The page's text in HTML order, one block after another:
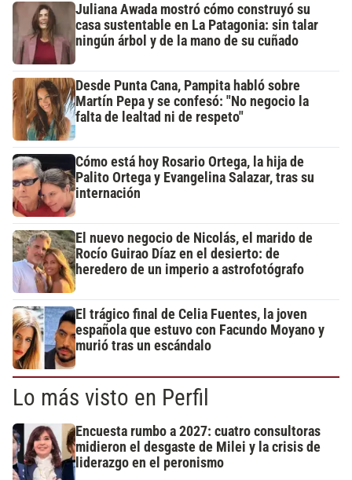
Juliana Awada mostró cómo construyó su
casa sustentable en La Patagonia: sin talar
ningún árbol y de la mano de su cuñado
Desde Punta Cana, Pampita habló sobre
Martín Pepa y se confesó: "No negocio la
falta de lealtad ni de respeto"
Cómo está hoy Rosario Ortega, la hija de
Palito Ortega y Evangelina Salazar, tras su
internación
El nuevo negocio de Nicolás, el marido de
Rocío Guirao Díaz en el desierto: de
heredero de un imperio a astrofotógrafo
El trágico final de Celia Fuentes, la joven
española que estuvo con Facundo Moyano y
murió tras un escándalo
Lo más visto en Perfil
Encuesta rumbo a 2027: cuatro consultoras
midieron el desgaste de Milei y la crisis de
liderazgo en el peronismo